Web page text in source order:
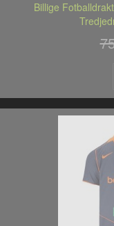
Billige